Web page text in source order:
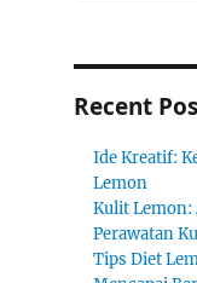
Recent
Ide Kreatif:
Lemon
Kulit
Perawatan
Tips Diet